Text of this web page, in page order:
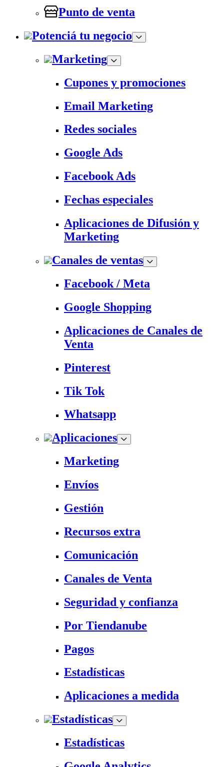
Punto de venta
Potenciá tu negocio
Marketing
Cupones y promociones
Email Marketing
Redes sociales
Google Ads
Facebook Ads
Fechas especiales
Aplicaciones de Difusión y
Marketing
Canales de ventas
Facebook / Meta
Google Shopping
Aplicaciones de Canales de
Venta
Pinterest
Tik Tok
Whatsapp
Aplicaciones
Marketing
Envíos
Gestión
Recursos extra
Comunicación
Canales de Venta
Seguridad y confianza
Por Tiendanube
Pagos
Estadísticas
Aplicaciones a medida
Estadísticas
Estadísticas